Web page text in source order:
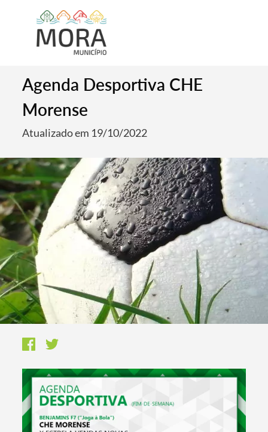
Agenda Desportiva CHE
Morense
Atualizado em 19/10/2022